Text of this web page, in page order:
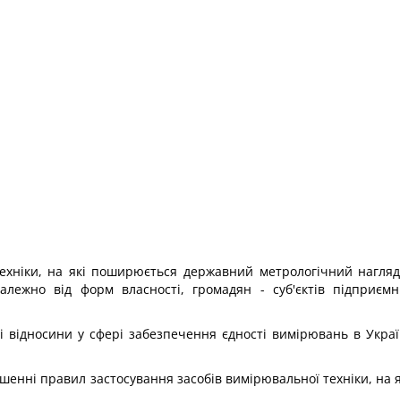
на які поширюється державний метрологічний
від форм власності, громадян - суб'єктів
відносини у сфері забезпечення єдності вимірювань в
правил застосування засобів вимірювальної техніки,